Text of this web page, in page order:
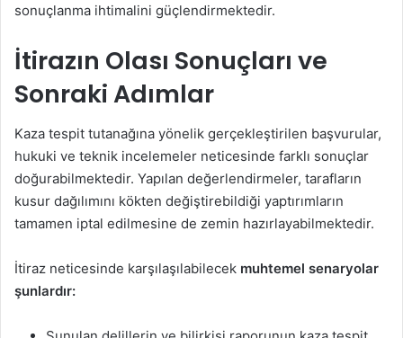
sonuçlanma ihtimalini güçlendirmektedir.
İtirazın Olası Sonuçları ve
Sonraki Adımlar
Kaza tespit tutanağına yönelik gerçekleştirilen başvurular,
hukuki ve teknik incelemeler neticesinde farklı sonuçlar
doğurabilmektedir. Yapılan değerlendirmeler, tarafların
kusur dağılımını kökten değiştirebildiği yaptırımların
tamamen iptal edilmesine de zemin hazırlayabilmektedir.
İtiraz neticesinde karşılaşılabilecek muhtemel senaryolar
şunlardır: